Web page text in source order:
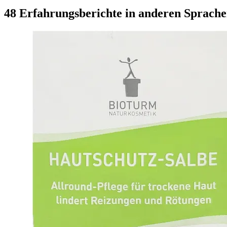
48 Erfahrungsberichte in anderen